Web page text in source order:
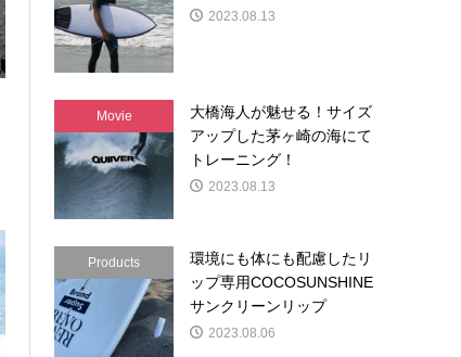
2023.08.13
Movie
大橋海人が魅せる！サイズ
アップした茅ヶ崎の海にて
トレーニング！
2023.08.13
Products
環境にも体にも配慮したリ
ップ専用COCOSUNSHINE
サンクリーンリップ
2023.08.06